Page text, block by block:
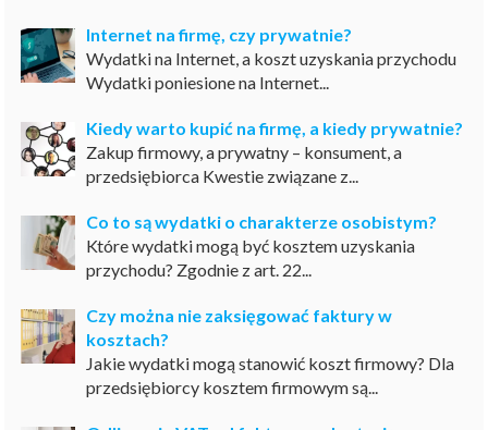
Internet na firmę, czy prywatnie?
Wydatki na Internet, a koszt uzyskania przychodu
Wydatki poniesione na Internet...
Kiedy warto kupić na firmę, a kiedy prywatnie?
Zakup firmowy, a prywatny – konsument, a
przedsiębiorca Kwestie związane z...
Co to są wydatki o charakterze osobistym?
Które wydatki mogą być kosztem uzyskania
przychodu? Zgodnie z art. 22...
Czy można nie zaksięgować faktury w
kosztach?
Jakie wydatki mogą stanowić koszt firmowy? Dla
przedsiębiorcy kosztem firmowym są...